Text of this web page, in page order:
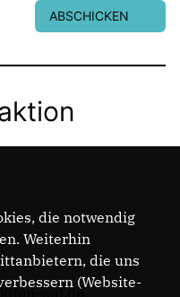
ABSCHICKEN
waf.de
die notwendig
Weiterhin
die uns
(Website-